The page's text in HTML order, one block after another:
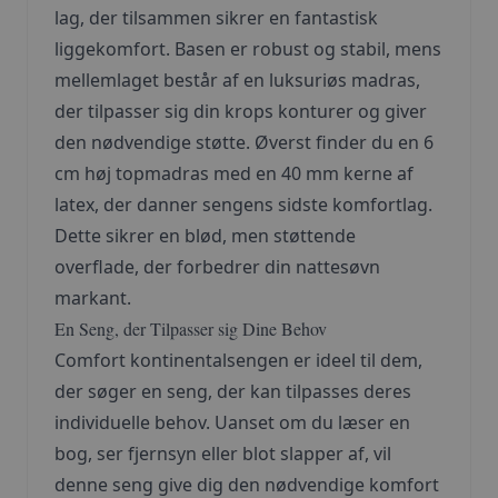
lag, der tilsammen sikrer en fantastisk
liggekomfort. Basen er robust og stabil, mens
mellemlaget består af en luksuriøs madras,
der tilpasser sig din krops konturer og giver
den nødvendige støtte. Øverst finder du en 6
cm høj topmadras med en 40 mm kerne af
latex, der danner sengens sidste komfortlag.
Dette sikrer en blød, men støttende
overflade, der forbedrer din nattesøvn
markant.
En Seng, der Tilpasser sig Dine Behov
Comfort kontinentalsengen er ideel til dem,
der søger en seng, der kan tilpasses deres
individuelle behov. Uanset om du læser en
bog, ser fjernsyn eller blot slapper af, vil
denne seng give dig den nødvendige komfort